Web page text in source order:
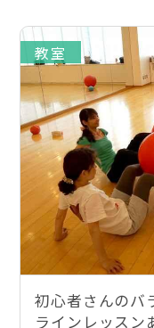
教室
初心者さんのバ
ラインレッスン